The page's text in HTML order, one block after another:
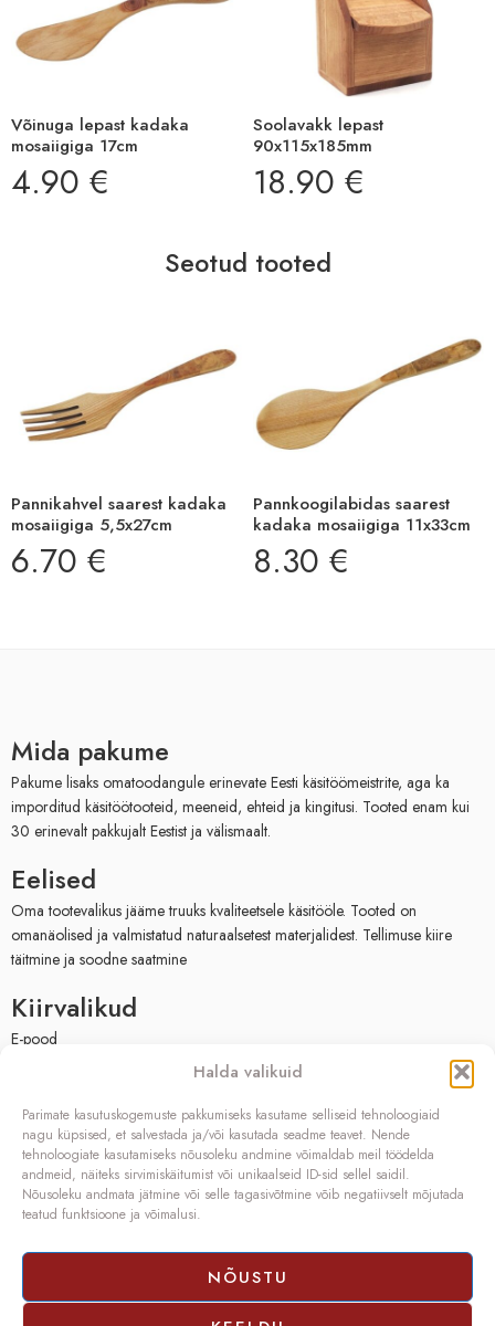
Halda valikuid
Parimate kasutuskogemuste pakkumiseks kasutame selliseid tehnoloogiaid
nagu küpsised, et salvestada ja/või kasutada seadme teavet. Nende
tehnoloogiate kasutamiseks nõusoleku andmine võimaldab meil töödelda
andmeid, näiteks sirvimiskäitumist või unikaalseid ID-sid sellel saidil.
Nõusoleku andmata jätmine või selle tagasivõtmine võib negatiivselt mõjutada
teatud funktsioone ja võimalusi.
NÕUSTU
Võinuga lepast kadaka
mosaiigiga 17cm
4.90 €
Soolavakk lepast
90x115x185mm
18.90 €
Seotud tooted
Pannikahvel saarest kadaka
mosaiigiga 5,5x27cm
6.70 €
Pannkoogilabidas saarest
kadaka mosaiigiga 11x33cm
8.30 €
Mida pakume
Pakume lisaks omatoodangule erinevate Eesti käsitöömeistrite, aga ka
imporditud käsitöötooteid, meeneid, ehteid ja kingitusi. Tooted enam kui
30 erinevalt pakkujalt Eestist ja välismaalt.
Eelised
Oma tootevalikus jääme truuks kvaliteetsele käsitööle. Tooted on
omanäolised ja valmistatud naturaalsetest materjalidest. Tellimuse kiire
täitmine ja soodne saatmine
Kiirvalikud
E-pood
Facebook
Kontakt
OÜ SIVONA
Raudtee põik 2, Paikuse,
Registrikood: 10208888
Telefon: (+372) 5272419